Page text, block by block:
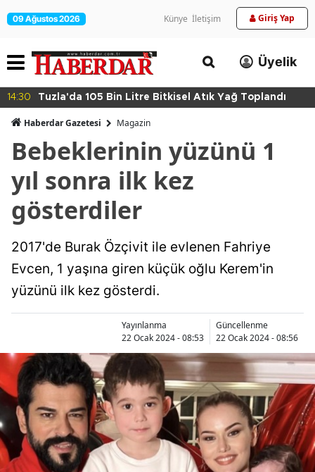
09 Ağustos 2026 Künye İletişim Giriş Yap
Üyelik
14:30 Tuzla'da 105 Bin Litre Bitkisel Atık Yağ Toplandı
Haberdar Gazetesi Magazin
Bebeklerinin yüzünü 1
yıl sonra ilk kez
gösterdiler
2017'de Burak Özçivit ile evlenen Fahriye
Evcen, 1 yaşına giren küçük oğlu Kerem'in
yüzünü ilk kez gösterdi.
Yayınlanma
22 Ocak 2024 - 08:53
Güncellenme
22 Ocak 2024 - 08:56